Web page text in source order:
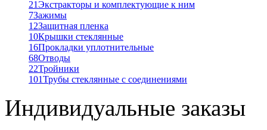
21Экстракторы и комплектующие к ним
7Зажимы
12Защитная пленка
10Крышки стеклянные
16Прокладки уплотнительные
68Отводы
22Тройники
101Трубы стеклянные с соединениями
Индивидуальные заказы